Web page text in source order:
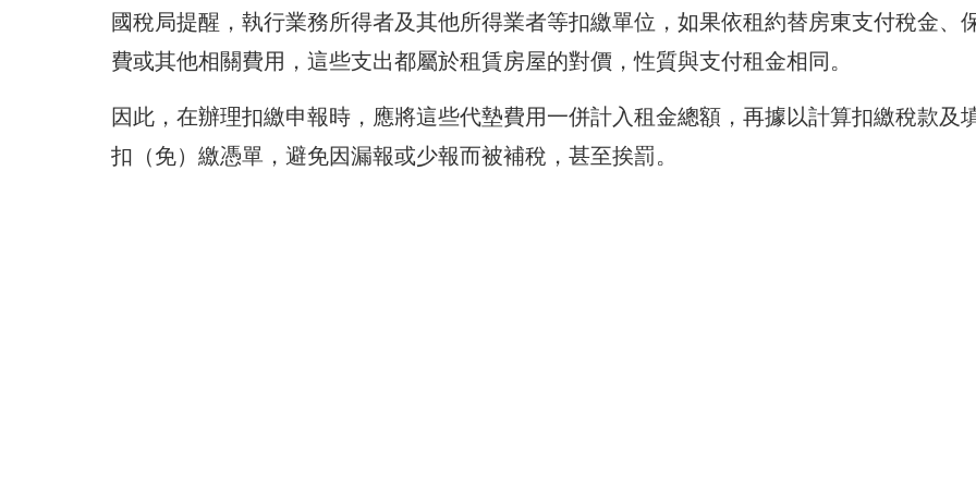
國稅局提醒，執行業務所得者及其他所得業者等扣繳單位，如果依租約替房東支付稅金、
費或其他相關費用，這些支出都屬於租賃房屋的對價，性質與支付租金相同。
因此，在辦理扣繳申報時，應將這些代墊費用一併計入租金總額，再據以計算扣繳稅款及
扣（免）繳憑單，避免因漏報或少報而被補稅，甚至挨罰。